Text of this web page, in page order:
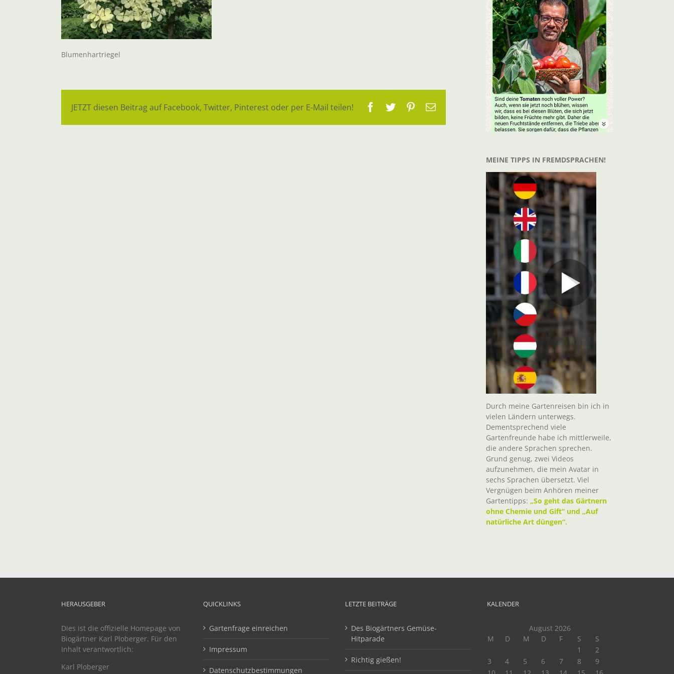
Blumenhartriegel
JETZT diesen Beitrag auf Facebook, Twitter, Pinterest oder per E-Mail teilen! Facebook
TwitterPinterest
E-
MEINE TIPPS IN FREMDSPRACHEN!
Durch meine Gartenreisen bin ich in
vielen Ländern unterwegs.
Dementsprechend viele
Gartenfreunde habe ich mittlerweile,
die andere Sprachen sprechen.
Grund genug, zwei Videos
aufzunehmen, die mein Avatar in
sechs Sprachen übersetzt. Viel
Vergnügen beim Anhören meiner
Gartentipps: „So geht das Gärtnern
ohne Chemie und Gift“ und „Auf
natürliche Art düngen“.
HERAUSGEBER
Dies ist die offizielle Homepage von
Biogärtner Karl Ploberger. Für den
Inhalt verantwortlich:
Karl Ploberger
QUICKLINKS
Gartenfrage einreichen
Impressum
Datenschutzbestimmungen
LETZTE BEITRÄGE
Des Biogärtners Gemüse-
Hitparade
Richtig gießen!
KALENDER
August 2026
M
D M D F S
S
1
2
3
4 5 6 7 8
9